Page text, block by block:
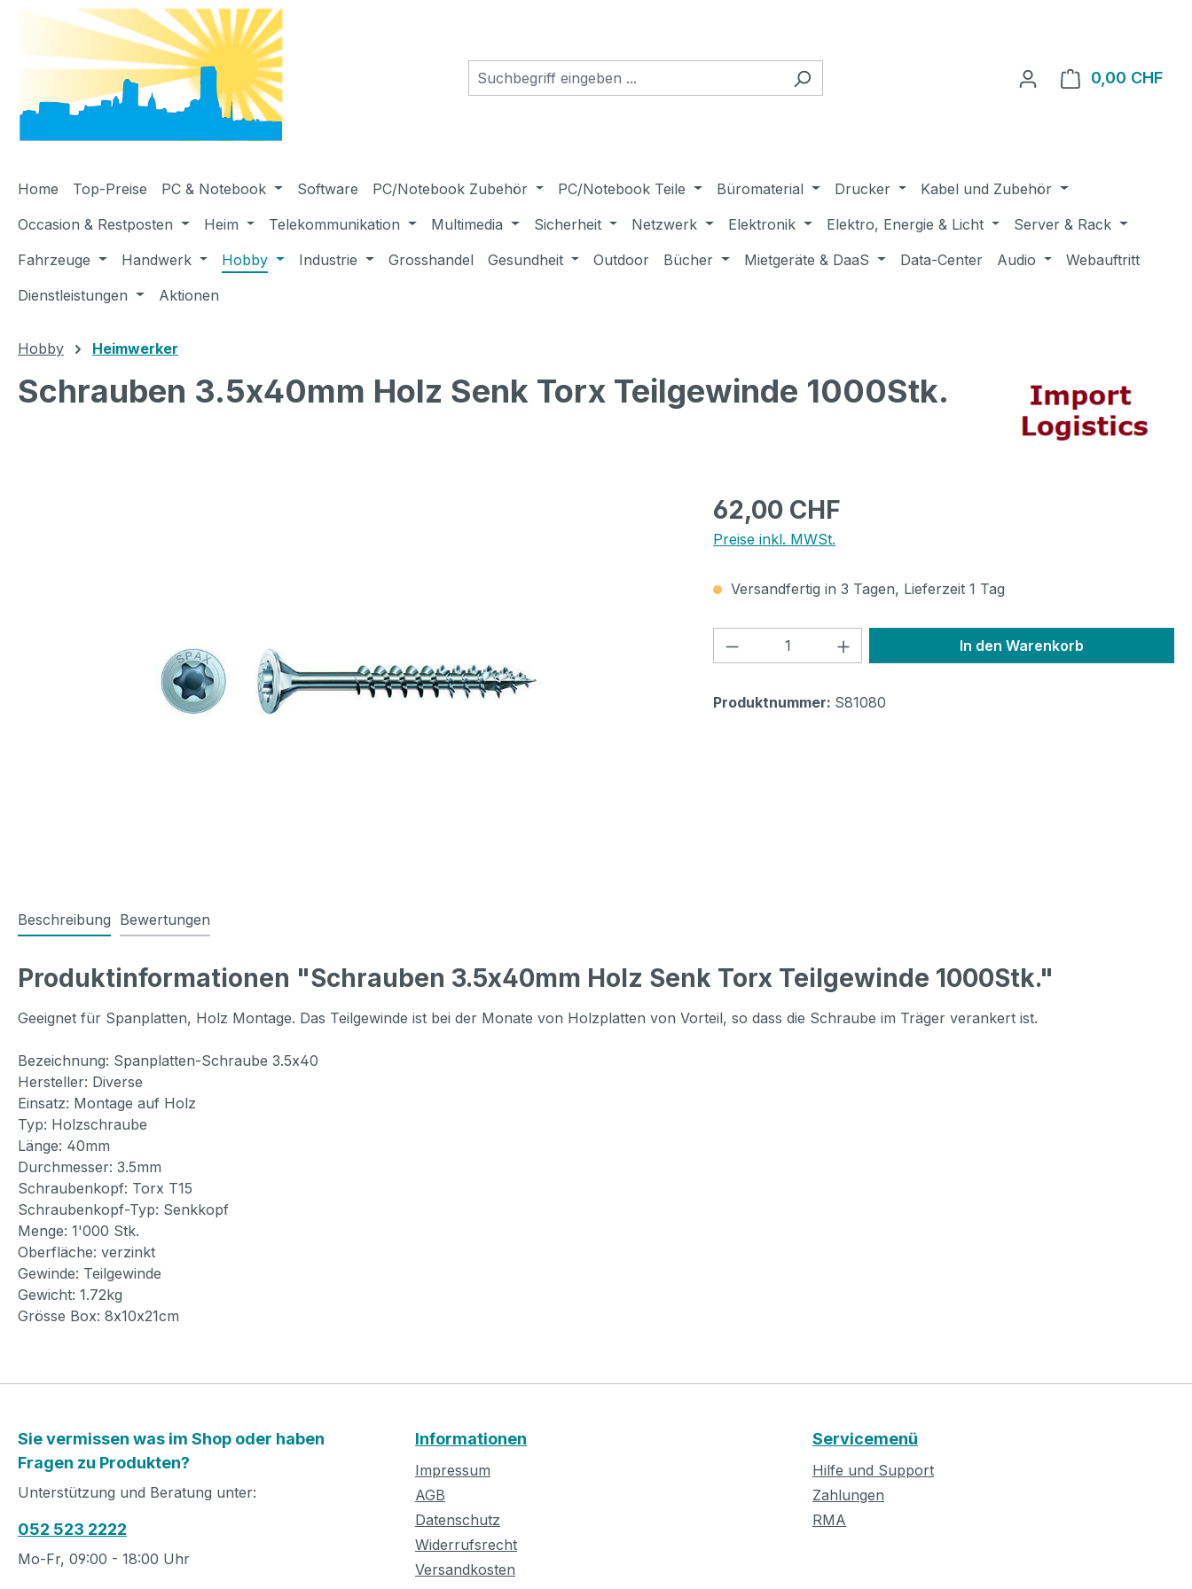
Hauptinhalt springen
Zur Suche springen
Zur Hauptnavigation springen
0,00 CHF
Home Top-Preise PC & Notebook Software PC/Notebook Zubehör PC/Notebook Teile Büromaterial Drucker
Kabel und Zubehör
Occasion & Restposten
Heim Telekommunikation Multimedia Sicherheit Netzwerk Elektronik Elektro, Energie & Licht
Server & Rack
Fahrzeuge
Handwerk Hobby Industrie Grosshandel Gesundheit Outdoor Bücher Mietgeräte & DaaS Data-Center Audio
Webauftritt
Dienstleistungen
Aktionen
Hobby Heimwerker
Schrauben 3.5x40mm Holz Senk Torx Teilgewinde 1000Stk.
Regulärer Preis:
62,00 CHF
Preise inkl. MWSt.
Versandfertig in 3 Tagen, Lieferzeit 1 Tag
Produkt Anzahl: Gib den gewünschten Wert
In den Warenkorb
Produktnummer: S81080
Beschreibung Bewertungen
Produktinformationen "Schrauben 3.5x40mm Holz Senk Torx Teilgewinde 1000Stk."
Geeignet für Spanplatten, Holz Montage. Das Teilgewinde ist bei der Monate von Holzplatten von Vorteil, so dass die Schraube im Träger verankert ist.
Bezeichnung: Spanplatten-Schraube 3.5x40
Hersteller: Diverse
Einsatz: Montage auf Holz
Typ: Holzschraube
Länge: 40mm
Durchmesser: 3.5mm
Schraubenkopf: Torx T15
Schraubenkopf-Typ: Senkkopf
Menge: 1'000 Stk.
Oberfläche: verzinkt
Gewinde: Teilgewinde
Gewicht: 1.72kg
Grösse Box: 8x10x21cm
Sie vermissen was im Shop oder haben
Fragen zu Produkten?
Unterstützung und Beratung unter:
052 523 2222
Mo-Fr, 09:00 - 18:00 Uhr
Informationen
Impressum
AGB
Datenschutz
Widerrufsrecht
Versandkosten
Servicemenü
Hilfe und Support
Zahlungen
RMA